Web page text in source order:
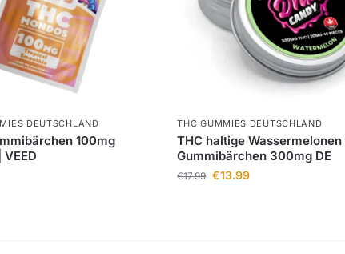
DEUTSCHLAND
100mg
THC GUMMIES DEUTSCHLAND
THC haltige Wassermelonen
Gummibärchen 300mg DE
€17.99 €13.99